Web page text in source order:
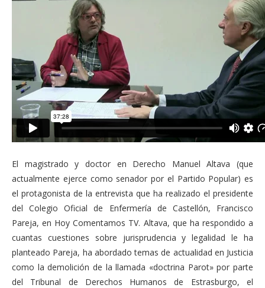
El magistrado y doctor en Derecho Manuel Altava (que
actualmente ejerce como senador por el Partido Popular) es
el protagonista de la entrevista que ha realizado el presidente
del Colegio Oficial de Enfermería de Castellón, Francisco
Pareja, en Hoy Comentamos TV. Altava, que ha respondido a
cuantas cuestiones sobre jurisprudencia y legalidad le ha
planteado Pareja, ha abordado temas de actualidad en Justicia
como la demolición de la llamada «doctrina Parot» por parte
del Tribunal de Derechos Humanos de Estrasburgo, el